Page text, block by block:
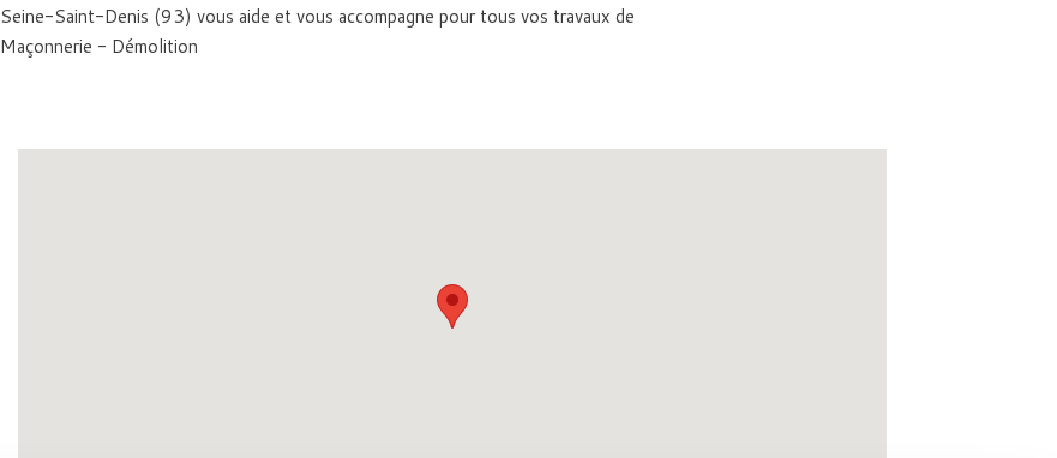
Seine-Saint-Denis (93) vous aide et vous accompagne pour tous vos travaux de
Maçonnerie - Démolition